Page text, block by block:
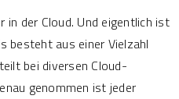
der Cloud. Und eigentlich ist
besteht aus einer Vielzahl
bei diversen Cloud-
genommen ist jeder